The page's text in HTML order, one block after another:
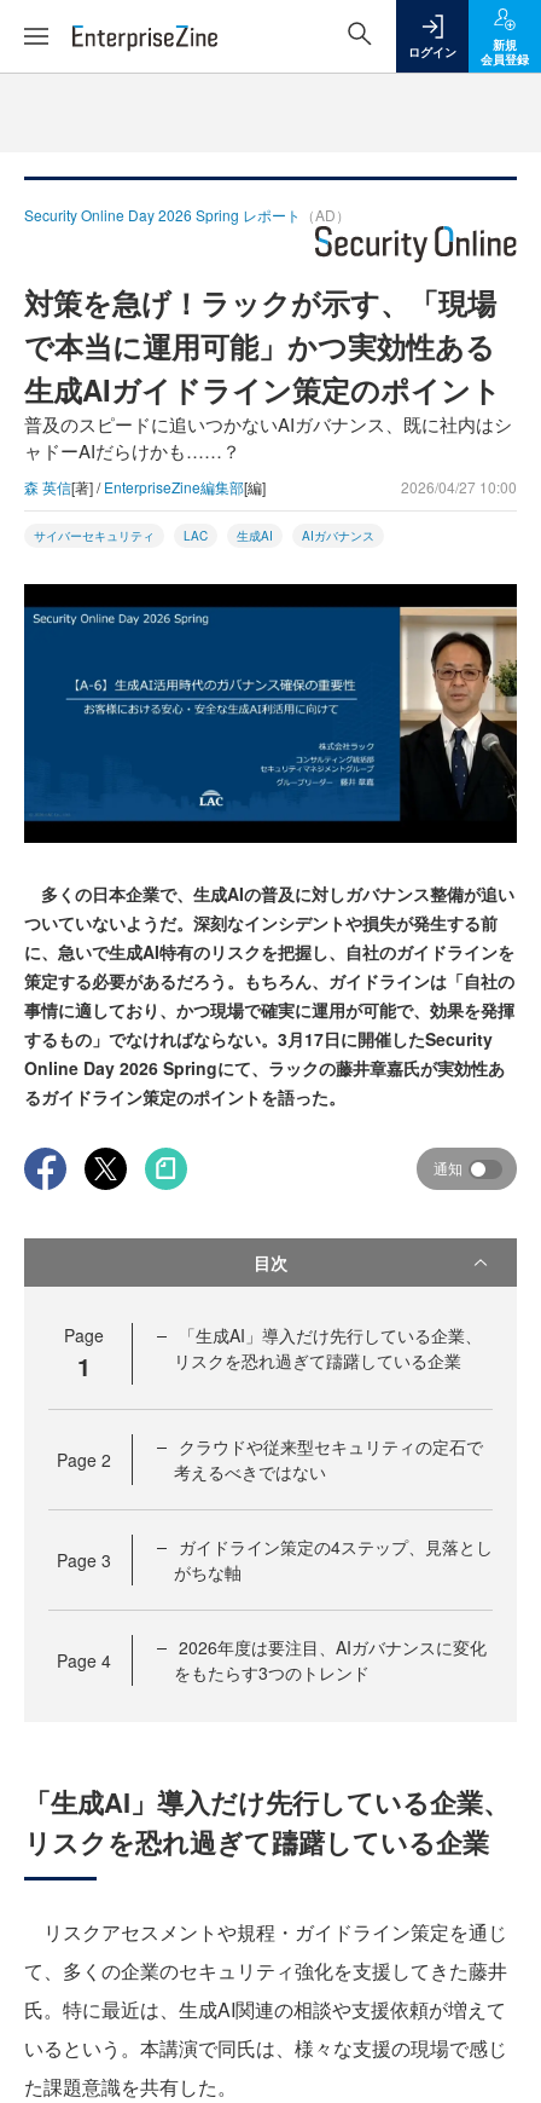
ログイン
新規
会員登録
Security Online Day 2026 Spring レポート （AD）
対策を急げ！ラックが示す、「現場
で本当に運用可能」かつ実効性ある
生成AIガイドライン策定のポイント
普及のスピードに追いつかないAIガバナンス、既に社内はシ
ャドーAIだらけかも……？
森 英信[著] /EnterpriseZine編集部[編] 2026/04/27 10:00
サイバーセキュリティ LAC 生成AI AIガバナンス
多くの日本企業で、生成AIの普及に対しガバナンス整備が追い
ついていないようだ。深刻なインシデントや損失が発生する前
に、急いで生成AI特有のリスクを把握し、自社のガイドラインを
策定する必要があるだろう。もちろん、ガイドラインは「自社の
事情に適しており、かつ現場で確実に運用が可能で、効果を発揮
するもの」でなければならない。3月17日に開催したSecurity
Online Day 2026 Springにて、ラックの藤井章嘉氏が実効性あ
るガイドライン策定のポイントを語った。
通知
目次
Page
1
「生成AI」導入だけ先行している企業、
リスクを恐れ過ぎて躊躇している企業
Page 2
クラウドや従来型セキュリティの定石で
考えるべきではない
Page 3
ガイドライン策定の4ステップ、見落とし
がちな軸
Page 4
2026年度は要注目、AIガバナンスに変化
をもたらす3つのトレンド
「生成AI」導入だけ先行している企業、
リスクを恐れ過ぎて躊躇している企業
リスクアセスメントや規程・ガイドライン策定を通じ
て、多くの企業のセキュリティ強化を支援してきた藤井
氏。特に最近は、生成AI関連の相談や支援依頼が増えて
いるという。本講演で同氏は、様々な支援の現場で感じ
た課題意識を共有した。